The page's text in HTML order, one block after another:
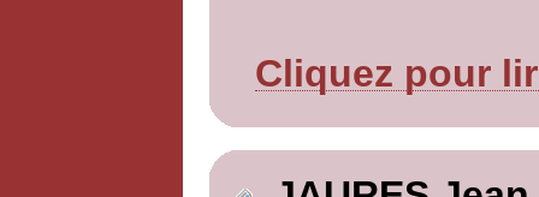
Cliquez pour